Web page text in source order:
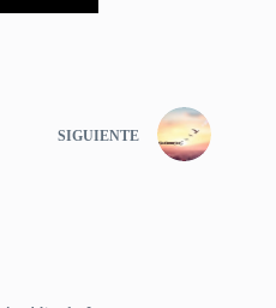
SIGUIENTE